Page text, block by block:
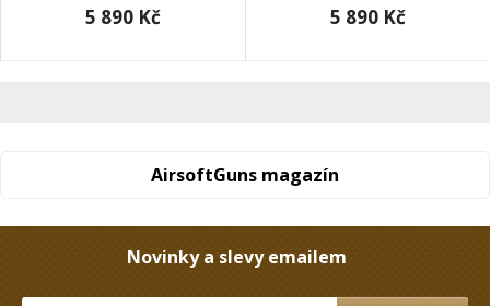
5 890 Kč 5 890 Kč
AirsoftGuns magazín
Novinky a slevy emailem